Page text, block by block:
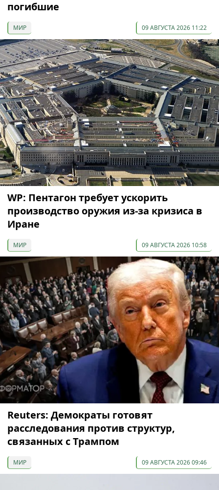
погибшие
МИР 09 АВГУСТА 2026 11:22
WP: Пентагон требует ускорить
производство оружия из-за кризиса в
Иране
МИР 09 АВГУСТА 2026 10:58
Reuters: Демократы готовят
расследования против структур,
связанных с Трампом
МИР 09 АВГУСТА 2026 09:46